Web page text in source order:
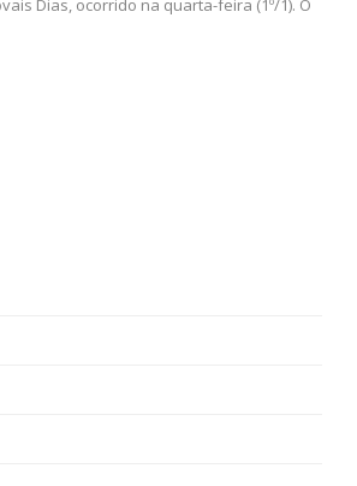
Dias, ocorrido na quarta-feira (1º/1). O